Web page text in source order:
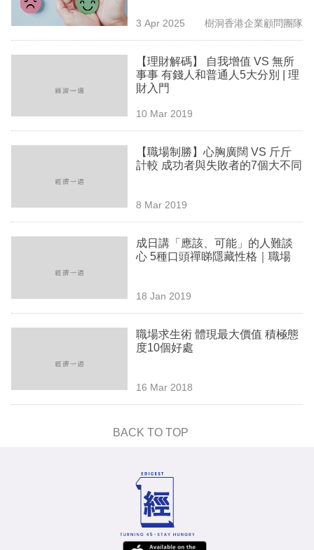
理
技
生
欄
3 Apr 2025 樹洞香港企業顧問團隊
【理財解碼】 自我增值 VS 無所
事事 有錢人和普通人5大分別 | 理
財入門
10 Mar 2019
【職場制勝】心胸廣闊 VS 斤斤
計較 成功者與失敗者的7個大不同
8 Mar 2019
成日講「應該、可能」的人難談
心 5種口頭禪睇隱藏性格｜職場
18 Jan 2019
職場求生術 體現最大價值 積極態
度10個好處
16 Mar 2018
BACK TO TOP